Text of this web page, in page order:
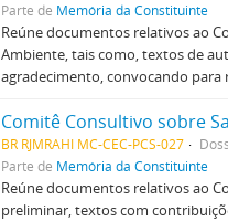
Parte de Memória da Constituinte
Reúne documentos relativos ao
Ambiente, tais como, textos de
agradecimento, convocando para
Comitê Consultivo sobre
BR RJMRAHI MC-CEC-PCS-027
Parte de Memória da Constituinte
Reúne documentos relativos ao
preliminar, textos com